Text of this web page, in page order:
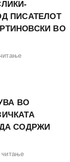
ПИСАТЕЛОТ
ВО
ВО
СОДРЖИ
читање